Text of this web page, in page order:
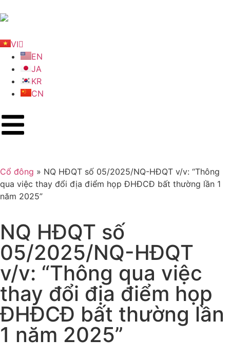
VI
EN
JA
KR
CN
Cổ đông » NQ HĐQT số 05/2025/NQ-HĐQT v/v: “Thông
qua việc thay đổi địa điểm họp ĐHĐCĐ bất thường lần 1
năm 2025”
NQ HĐQT số
05/2025/NQ-HĐQT
v/v: “Thông qua việc
thay đổi địa điểm họp
ĐHĐCĐ bất thường lần
1 năm 2025”